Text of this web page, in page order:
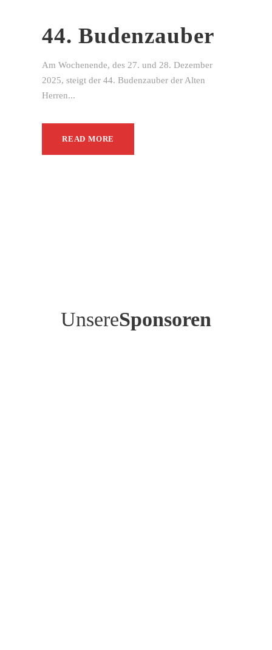
44. Budenzauber
Am Wochenende, des 27. und 28. Dezember
2025, steigt der 44. Budenzauber der Alten
Herren...
READ MORE
UnsereSponsoren